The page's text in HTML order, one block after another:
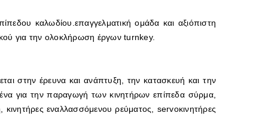
καλωδίου.επαγγελματική ομάδα και αξιόπιστη
για την ολοκλήρωση έργων turnkey.
στην έρευνα και ανάπτυξη, την κατασκευή και την
για την παραγωγή των κινητήρων επίπεδα σύρμα,
κινητήρες εναλλασσόμενου ρεύματος, servoκινητήρες